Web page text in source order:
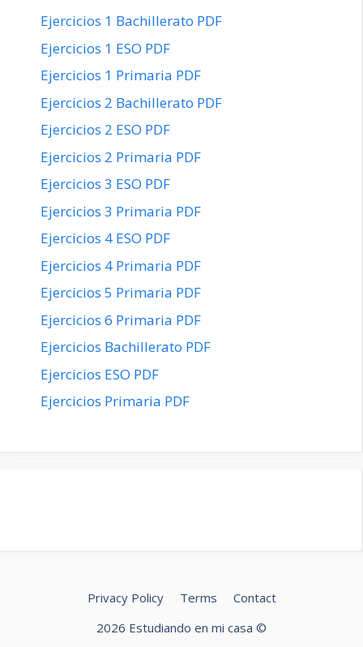
Ejercicios 1 Bachillerato PDF
Ejercicios 1 ESO PDF
Ejercicios 1 Primaria PDF
Ejercicios 2 Bachillerato PDF
Ejercicios 2 ESO PDF
Ejercicios 2 Primaria PDF
Ejercicios 3 ESO PDF
Ejercicios 3 Primaria PDF
Ejercicios 4 ESO PDF
Ejercicios 4 Primaria PDF
Ejercicios 5 Primaria PDF
Ejercicios 6 Primaria PDF
Ejercicios Bachillerato PDF
Ejercicios ESO PDF
Ejercicios Primaria PDF
Privacy Policy Terms
Contact
2026 Estudiando en mi casa ©